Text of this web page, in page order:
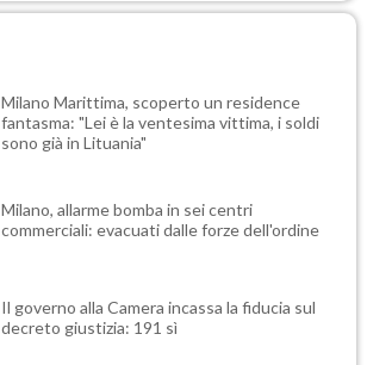
Milano Marittima, scoperto un residence
fantasma: "Lei è la ventesima vittima, i soldi
sono già in Lituania"
Milano, allarme bomba in sei centri
commerciali: evacuati dalle forze dell'ordine
Il governo alla Camera incassa la fiducia sul
decreto giustizia: 191 sì